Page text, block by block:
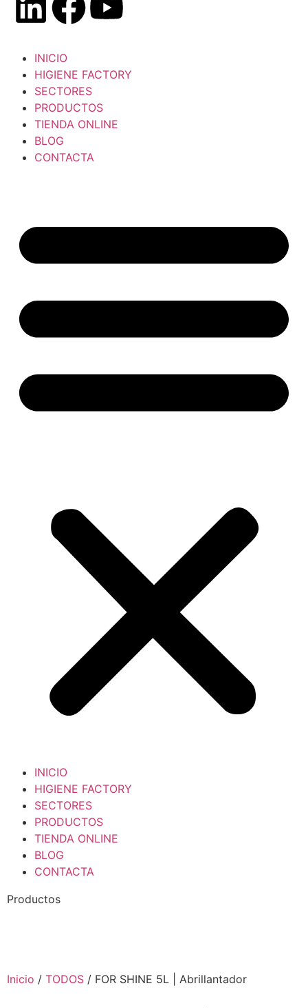
INICIO
HIGIENE FACTORY
SECTORES
PRODUCTOS
TIENDA ONLINE
BLOG
CONTACTA
INICIO
HIGIENE FACTORY
SECTORES
PRODUCTOS
TIENDA ONLINE
BLOG
CONTACTA
Productos
Inicio / TODOS / FOR SHINE 5L | Abrillantador